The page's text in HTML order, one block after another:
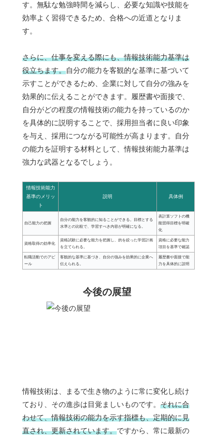
す。無駄な勉強時間を減らし、必要な知識や技能を
効率よく習得できるため、合格への近道となりま
す。
さらに、仕事を変える際にも、情報技術能力基準は
役立ちます。自分の能力を客観的な基準に基づいて
示すことができるため、企業に対して自分の強みを
効果的に伝えることができます。履歴書や面接で、
自分がどの程度の情報技術の能力を持っているのか
を具体的に説明することで、採用担当者に良い印象
を与え、採用につながる可能性が高まります。自分
の能力を証明する材料として、情報技術能力基準は
強力な武器となるでしょう。
情報技術能力
基準のメリッ
ト
説明 具体例
自己能力の把握
自分の能力を客観的に知ることができる。目標とする
水準との比較で、学習すべき内容が明確になる。
表計算ソフトの機
能習得目標を明確
化
資格取得の効率化
資格試験に必要な能力を把握し、的を絞った学習計画
を立てられる。
資格に必要な能力
項目を基準で確認
転職活動でのアピ
ール
客観的な基準に基づき、自分の強みを効果的に企業へ
伝えられる。
履歴書や面接で能
力を具体的に説明
今後の展望
情報技術は、まるで生き物のように常に変化し続け
ており、その進歩は目覚ましいものです。 それに合
わせて、情報技術の能力を示す指標も、定期的に見
直され、更新されています。ですから、常に最新の